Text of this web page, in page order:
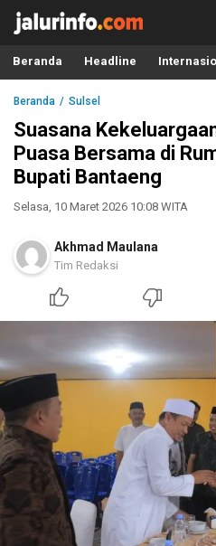
Info Terbaru, Berita Terkini Hari
Terkini, Akurat dan Terpercaya
Beranda Headline
Beranda Sulsel
Suasana
Puasa Bersama di
Bupati Bantaeng
Selasa, 10 Maret 2026 10:08 WITA
Akhmad Maulana
Tim Redaksi